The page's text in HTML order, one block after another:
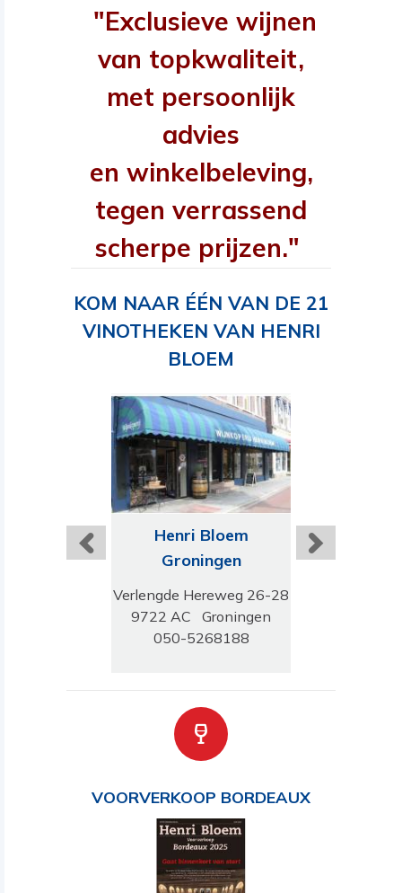
"Exclusieve wijnen
van topkwaliteit,
met persoonlijk
advies
en winkelbeleving,
tegen verrassend
scherpe prijzen."
KOM NAAR ÉÉN VAN DE 21
VINOTHEKEN VAN HENRI
BLOEM
Henri Bloem
Groningen
Verlengde Hereweg 26-28
9722 AC Groningen
050-5268188
VOORVERKOOP BORDEAUX